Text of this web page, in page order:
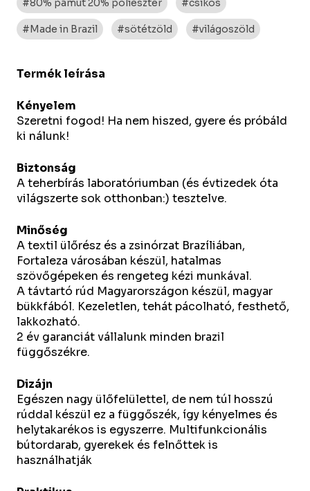
#80% pamut 20% poliészter #csíkos
#Made in Brazil #sötétzöld #világoszöld
Termék leírása
Kényelem
Szeretni fogod! Ha nem hiszed, gyere és próbáld
ki nálunk!
Biztonság
A teherbírás laboratóriumban (és évtizedek óta
világszerte sok otthonban:) tesztelve.
Minőség
A textil ülőrész és a zsinórzat Brazíliában,
Fortaleza városában készül, hatalmas
szövőgépeken és rengeteg kézi munkával.
A távtartó rúd Magyarországon készül, magyar
bükkfából. Kezeletlen, tehát pácolható, festhető,
lakkozható.
2 év garanciát vállalunk minden brazil
függőszékre.
Dizájn
Egészen nagy ülőfelülettel, de nem túl hosszú
rúddal készül ez a függőszék, így kényelmes és
helytakarékos is egyszerre. Multifunkcionális
bútordarab, gyerekek és felnőttek is
használhatják